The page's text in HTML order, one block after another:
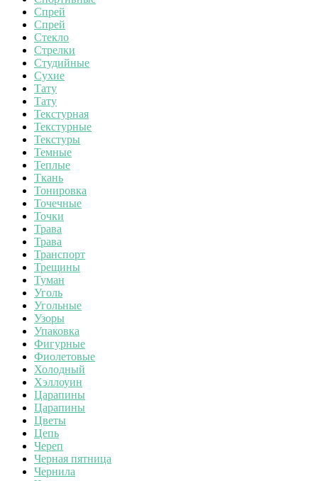
Спрей
Спрей
Стекло
Стрелки
Студийные
Сухие
Тату
Тату
Текстурная
Текстурные
Текстуры
Темные
Теплые
Ткань
Тонировка
Точечные
Точки
Трава
Трава
Транспорт
Трещины
Туман
Уголь
Угольные
Узоры
Упаковка
Фигурные
Фиолетовые
Холодный
Хэллоуин
Царапины
Царапины
Цветы
Цепь
Череп
Черная пятница
Чернила